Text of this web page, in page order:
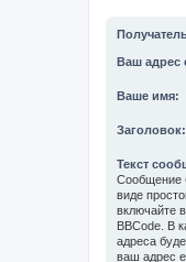
Ваш адрес
Ваше имя:
Заголовок:
Текст
Сообщение
виде
включайте
BBCode. В
адреса
ваш адрес